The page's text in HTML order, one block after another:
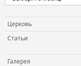
Церковь
Статьи
Галерея